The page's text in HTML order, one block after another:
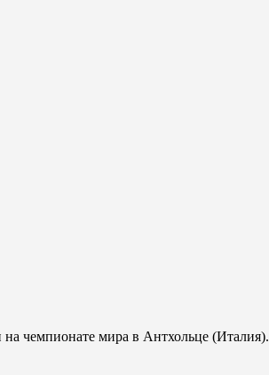
чемпионате мира в Антхольце (Италия).